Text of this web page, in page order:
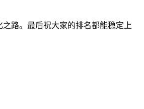
路。最后祝大家的排名都能稳定上